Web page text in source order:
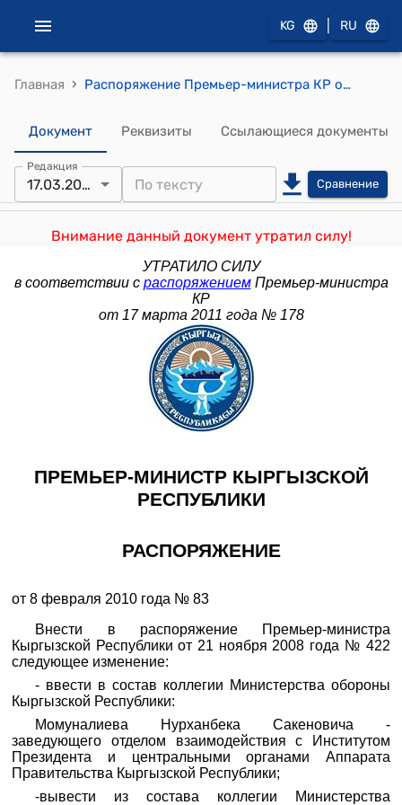
KG RU
Главная › Распоряжение Премьер-министра КР от 8 февраля 2010 года № 83 (О внесении изменений в распоряжение Премьер-министра Кыргызской Республики от 21 ноября 2008 года № 422)
Документ Реквизиты Ссылающиеся документы
Редакция
17.03.2011 Сравнение
Внимание данный документ утратил силу!